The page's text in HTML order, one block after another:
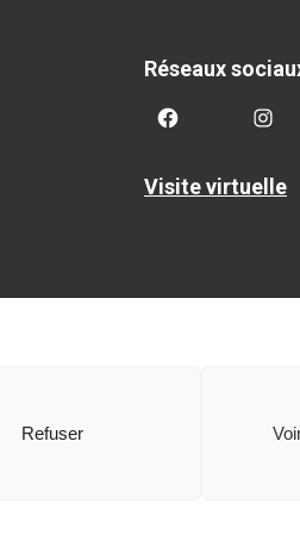
Refuser
Réseaux
facebooktwitter
Visite virtuelle